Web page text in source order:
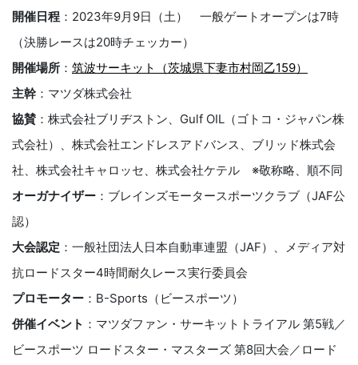
開催日程 ：2023年9月9日（土） 一般ゲートオープンは7時
（決勝レースは20時チェッカー）
開催場所 ： 筑波サーキット（茨城県下妻市村岡乙159）
主幹 ：マツダ株式会社
協賛 ：株式会社ブリヂストン、Gulf OIL（ゴトコ・ジャパン株
式会社）、株式会社エンドレスアドバンス、ブリッド株式会
社、株式会社キャロッセ、株式会社ケテル ※敬称略、順不同
オーガナイザー ：ブレインズモータースポーツクラブ（JAF公
認）
大会認定 ：一般社団法人日本自動車連盟（JAF）、メディア対
抗ロードスター4時間耐久レース実行委員会
プロモーター ：B-Sports（ビースポーツ）
併催イベント ：マツダファン・サーキットトライアル 第5戦／
ビースポーツ ロードスター・マスターズ 第8回大会／ロード